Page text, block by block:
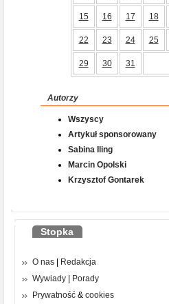
15 16 17 18
22 23 24 25
29 30 31
Autorzy
Wszyscy
Artykuł sponsorowany
Sabina Iling
Marcin Opolski
Krzysztof Gontarek
Stopka
O nas
Redakcja
Wywiady
Porady
Prywatność & cookies